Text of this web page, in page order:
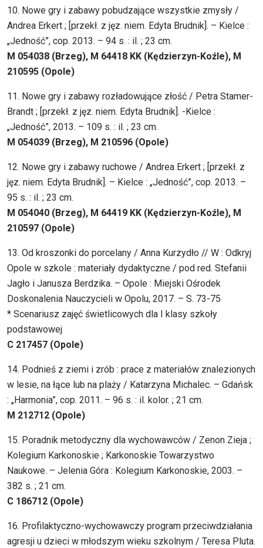
10. Nowe gry i zabawy pobudzające wszystkie zmysły /
Andrea Erkert ; [przekł. z jęz. niem. Edyta Brudnik]. – Kielce :
„Jedność”, cop. 2013. – 94 s. : il. ; 23 cm.
M 054038 (Brzeg), M 64418 KK (Kędzierzyn-Koźle), M
210595 (Opole)
11. Nowe gry i zabawy rozładowujące złość / Petra Stamer-
Brandt ; [przekł. z jęz. niem. Edyta Brudnik]. -Kielce :
„Jedność”, 2013. – 109 s. : il. ; 23 cm.
M 054039 (Brzeg), M 210596 (Opole)
12. Nowe gry i zabawy ruchowe / Andrea Erkert ; [przekł. z
jęz. niem. Edyta Brudnik]. – Kielce : „Jedność”, cop. 2013. –
95 s. : il. ; 23 cm.
M 054040 (Brzeg), M 64419 KK (Kędzierzyn-Koźle), M
210597 (Opole)
13. Od kroszonki do porcelany / Anna Kurzydło // W : Odkryj
Opole w szkole : materiały dydaktyczne / pod red. Stefanii
Jagło i Janusza Berdzika. – Opole : Miejski Ośrodek
Doskonalenia Nauczycieli w Opolu, 2017. – S. 73-75
* Scenariusz zajęć świetlicowych dla I klasy szkoły
podstawowej
C 217457 (Opole)
14. Podnieś z ziemi i zrób : prace z materiałów znalezionych
w lesie, na łące lub na plaży / Katarzyna Michalec. – Gdańsk
: „Harmonia”, cop. 2011. – 96 s. : il. kolor. ; 21 cm.
M 212712 (Opole)
15. Poradnik metodyczny dla wychowawców / Zenon Zieja ;
Kolegium Karkonoskie ; Karkonoskie Towarzystwo
Naukowe. – Jelenia Góra : Kolegium Karkonoskie, 2003. –
382 s. ; 21 cm.
C 186712 (Opole)
16. Profilaktyczno-wychowawczy program przeciwdziałania
agresji u dzieci w młodszym wieku szkolnym / Teresa Pluta.